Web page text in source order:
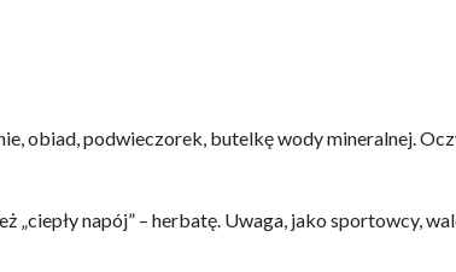
obiad, podwieczorek, butelkę wody mineralnej.
„ciepły napój” – herbatę. Uwaga, jako sportowcy,